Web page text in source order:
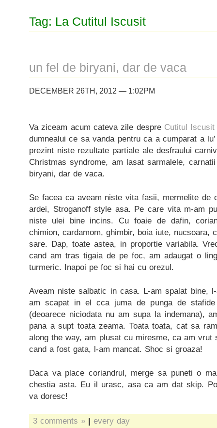
Tag: La Cutitul Iscusit
un fel de biryani, dar de vaca
DECEMBER 26TH, 2012 — 1:02PM
Va ziceam acum cateva zile despre Cutitul Iscusit
dumnealui ce sa vanda pentru ca a cumparat a
prezint niste rezultate partiale ale desfraului
Christmas syndrome, am lasat sarmalele,
biryani, dar de vaca.
Se facea ca aveam niste vita fasii, mermelite de
ardei, Stroganoff style asa. Pe care vita m-am
niste ulei bine incins. Cu foaie de dafin,
chimion, cardamom, ghimbir, boia iute, nucsoara,
sare. Dap, toate astea, in proportie variabila.
cand am tras tigaia de pe foc, am adaugat o
turmeric. Inapoi pe foc si hai cu orezul.
Aveam niste salbatic in casa. L-am spalat bine,
am scapat in el cca juma de punga de
(deoarece niciodata nu am supa la indemana),
pana a supt toata zeama. Toata toata, cat sa
along the way, am plusat cu miresme, ca am
cand a fost gata, l-am mancat. Shoc si groaza!
Daca va place coriandrul, merge sa puneti o
chestia asta. Eu il urasc, asa ca am dat skip.
va doresc!
3 comments » | every day